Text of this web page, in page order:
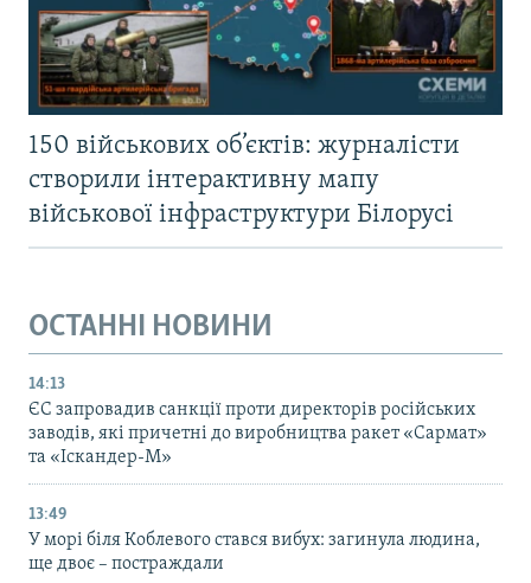
150 військових об’єктів: журналісти
створили інтерактивну мапу
військової інфраструктури Білорусі
ОСТАННІ НОВИНИ
14:13
ЄС запровадив санкції проти директорів російських
заводів, які причетні до виробництва ракет «Сармат»
та «Іскандер-М»
13:49
У морі біля Коблевого стався вибух: загинула людина,
ще двоє – постраждали